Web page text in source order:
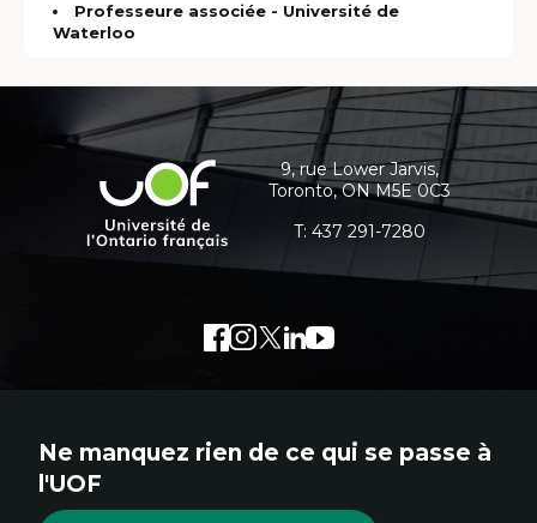
Professeure associée - Université de
Waterloo
informations
supplémentaires
Université
l'Ontario
9, rue Lower Jarvis,
Toronto, ON M5E 0C3
T: 437 291-7280
Facebook
Lien
Cet
s'ouvrira
Instagram
Lien
Cet
s'ouvrira
Twitter
Lien
Cet
s'ouvrira
LinkedIn
Lien
Cet
s'ouvrira
Youtube
Lien
Cet
s'ouvrira
Ne manquez rien de ce qui se passe à
l'UOF